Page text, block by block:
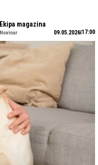
Ekipa magazina
Novinar 09.05.2026 17:00